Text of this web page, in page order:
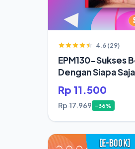
4.6 (29)
EPM130-Sukses
Dengan Siapa Saja
Rp 11.500
Rp 17.969 -36%